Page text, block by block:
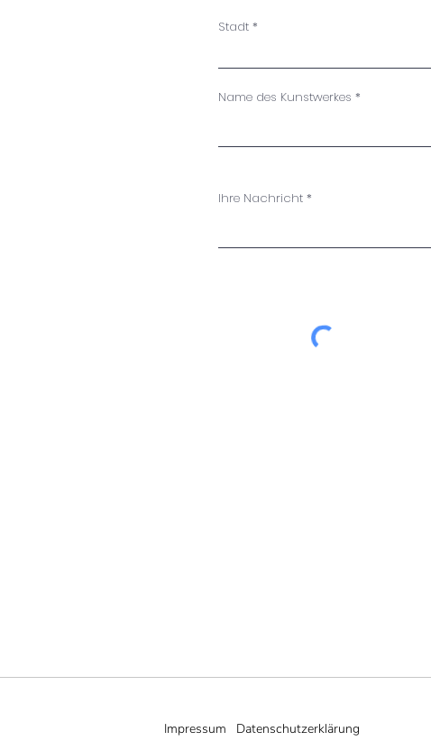
Stadt
Name des Kunstwerkes
Ihre Nachricht
Impressum Datenschutzerklärung